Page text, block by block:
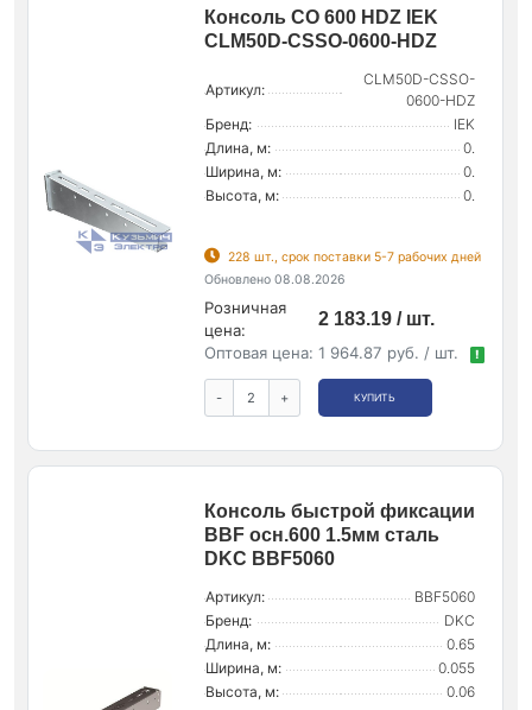
Консоль СО 600 HDZ IEK
CLM50D-CSSO-0600-HDZ
Артикул:
CLM50D-CSSO-
0600-HDZ
Бренд:
IEK
Длина, м:
0.
Ширина, м:
0.
Высота, м:
0.
228 шт., срок поставки 5-7 рабочих дней
Обновлено 08.08.2026
Розничная
цена:
2 183.19 / шт.
Оптовая цена: 1 964.87 руб. / шт. !
- + КУПИТЬ
Консоль быстрой фиксации
BBF осн.600 1.5мм сталь
DKC BBF5060
Артикул:
BBF5060
Бренд:
DKC
Длина, м:
0.65
Ширина, м:
0.055
Высота, м:
0.06